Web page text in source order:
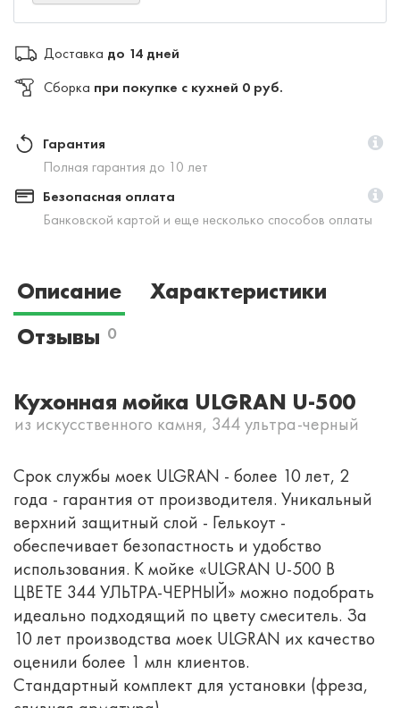
Доставка до 14 дней
Сборка при покупке с кухней 0 руб.
Гарантия
Полная гарантия до 10 лет
Безопасная оплата
Банковской картой и еще несколько способов оплаты
Описание
Характеристики
Отзывы 0
Кухонная мойка ULGRAN U-500
из искусственного камня, 344 ультра-черный
Срок службы моек ULGRAN - более 10 лет, 2
года - гарантия от производителя. Уникальный
верхний защитный слой - Гелькоут -
обеспечивает безопастность и удобство
использования. К мойке «ULGRAN U-500 В
ЦВЕТЕ 344 УЛЬТРА-ЧЕРНЫЙ» можно подобрать
идеально подходящий по цвету смеситель. За
10 лет производства моек ULGRAN их качество
оценили более 1 млн клиентов.
Стандартный комплект для установки (фреза,